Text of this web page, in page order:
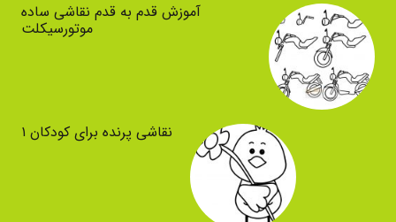
آموزش قدم به قدم نقاشی ساده
موتورسیکلت
نقاشی پرنده برای کودکان ۱